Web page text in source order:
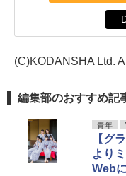
(C)KODANSHA Ltd.
編集部のおすすめ記
青年
【グ
より
Web